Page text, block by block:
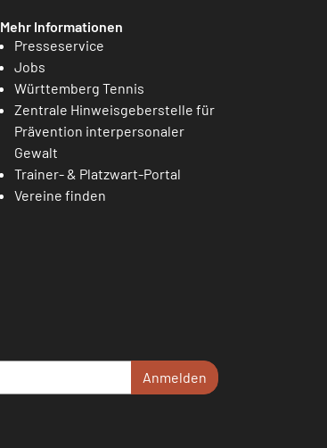
Mehr Informationen
Presseservice
Jobs
Württemberg Tennis
Zentrale Hinweisgeberstelle für
Prävention interpersonaler
Gewalt
Trainer- & Platzwart-Portal
Vereine finden
Anmelden